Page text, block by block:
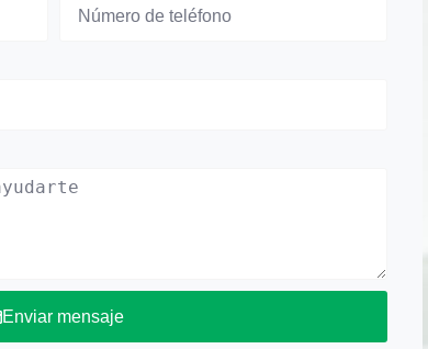
Enviar mensaje